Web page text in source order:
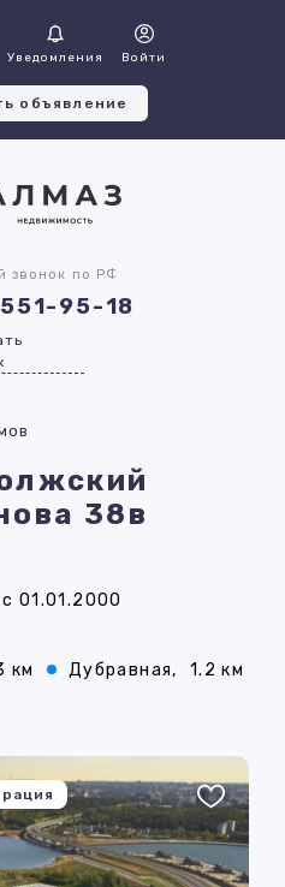
Уведомления Войти
объявление
звонок по РФ
95-18
38в
01.01.2000
км Дубравная,
1.2 км